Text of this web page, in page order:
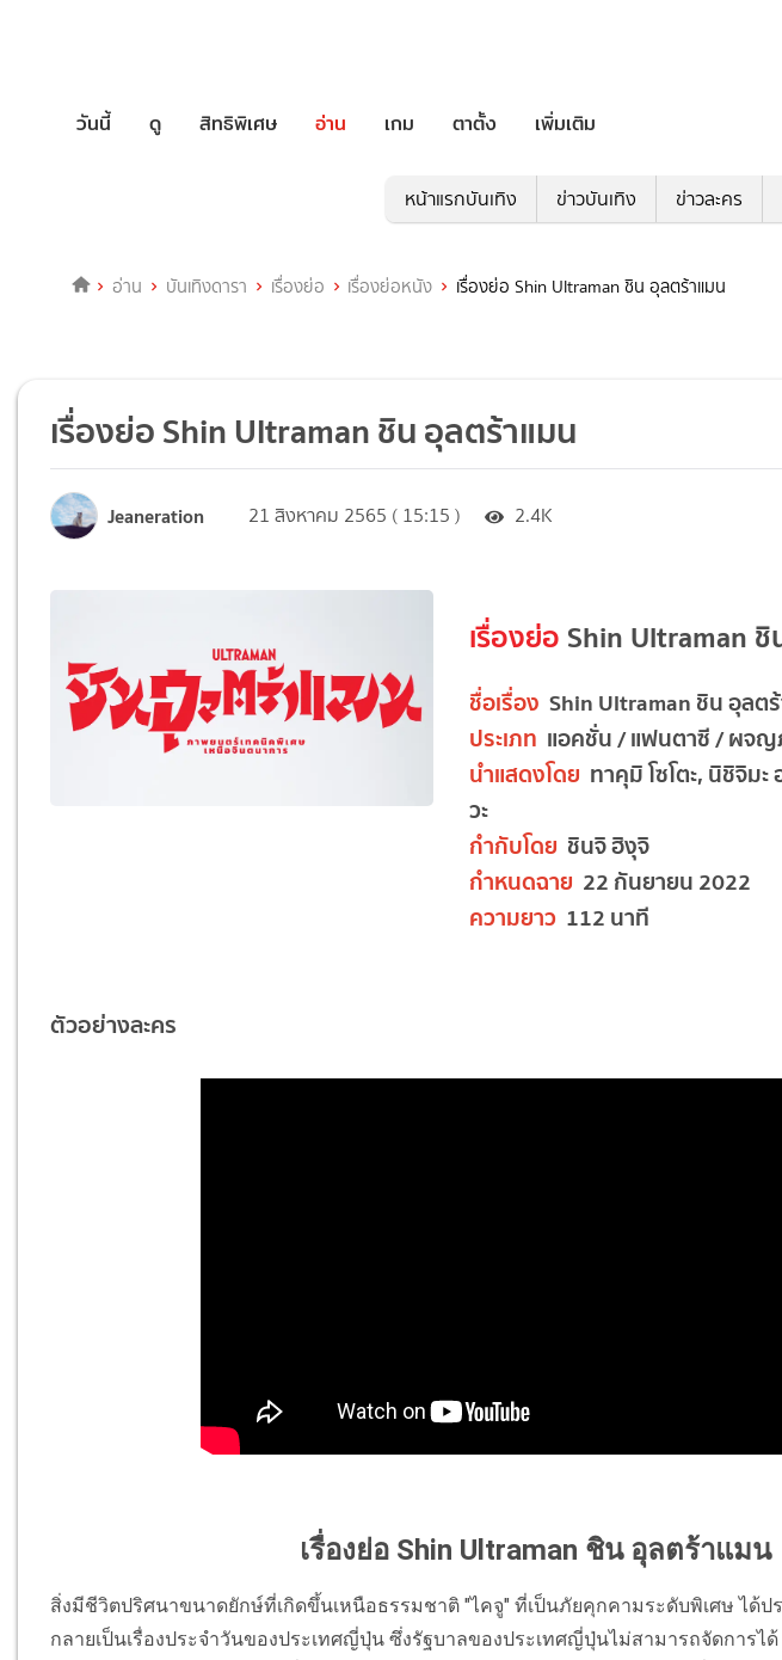
วันนี้ ดู สิทธิพิเศษ อ่าน เกม ตาตั้ง เพิ่มเติม
หน้าแรกบันเทิง ข่าวบันเทิง ข่าวละคร
อ่าน บันเทิงดารา เรื่องย่อ เรื่องย่อหนัง เรื่องย่อ Shin Ultraman ชิน อุลตร้าแมน
เรื่องย่อ Shin Ultraman ชิน อุลตร้าแมน
Jeaneration 21 สิงหาคม 2565 ( 15:15 ) 2.4K
เรื่องย่อ Shin Ultraman
ชื่อเรื่อง Shin Ultraman ชิน อุลต
ประเภท แอคชั่น / แฟนตาซี / ผจ
นำแสดงโดย ทาคุมิ โซโตะ, นิชิจิม
วะ
กำกับโดย ชินจิ ฮิงุจิ
กำหนดฉาย 22 กันยายน 2022
ความยาว 112 นาที
ตัวอย่างละคร
เรื่องย่อ Shin Ultraman ชิน อุลตร้าแมน
สิ่งมีชีวิตปริศนาขนาดยักษ์ที่เกิดขึ้นเหนือธรรมชาติ "ไคจู" ที่เป็นภัยคุกคามระดับพิเศษ ได้ป
กลายเป็นเรื่องประจำวันของประเทศญี่ปุ่น ซึ่งรัฐบาลของประเทศญี่ปุ่นไม่สามารถจัดการไ